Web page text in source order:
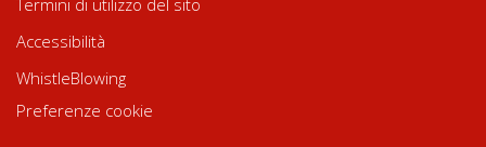
Accessibilità
WhistleBlowing
Preferenze cookie